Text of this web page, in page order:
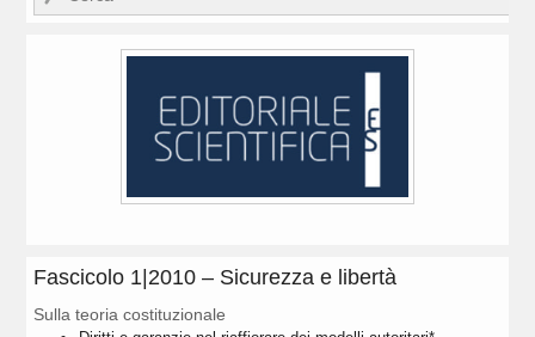
Fascicolo 1|2010 – Sicurezza e libertà
Sulla teoria costituzionale